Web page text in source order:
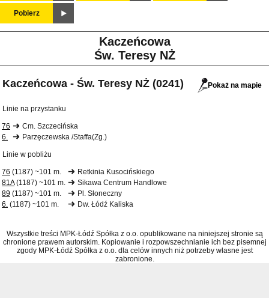
Pobierz
Kaczeńcowa
Św. Teresy NŻ
Kaczeńcowa - Św. Teresy NŻ (0241) Pokaż na mapie
Linie na przystanku
76
Cm. Szczecińska
6.
Parzęczewska /Staffa(Zg.)
Linie w pobliżu
76 (1187) ~101 m.
Retkinia Kusocińskiego
81A(1187) ~101 m.
Sikawa Centrum Handlowe
89 (1187) ~101 m.
Pl. Słoneczny
6. (1187) ~101 m. Dw. Łódź Kaliska
Wszystkie treści MPK-Łódź Spółka z o.o. opublikowane na niniejszej stronie są
chronione prawem autorskim. Kopiowanie i rozpowszechnianie ich bez pisemnej
zgody MPK-Łódź Spółka z o.o. dla celów innych niż potrzeby własne jest
zabronione.